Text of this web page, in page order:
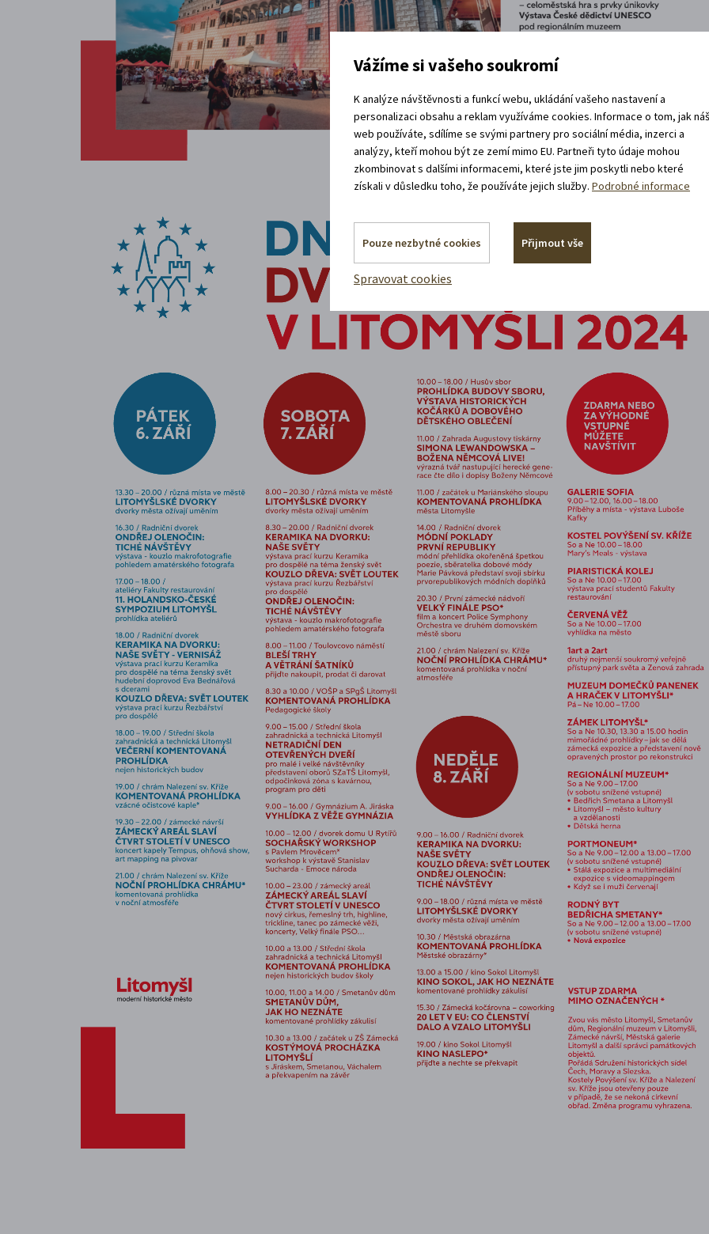
Vážíme si vašeho soukromí
K analýze návštěvnosti a funkcí webu, ukládání vašeho nastavení a
personalizaci obsahu a reklam využíváme cookies. Informace o tom, jak
web používáte, sdílíme se svými partnery pro sociální média, inzerci a
analýzy, kteří mohou být ze zemí mimo EU. Partneři tyto údaje mohou
zkombinovat s dalšími informacemi, které jste jim poskytli nebo které
získali v důsledku toho, že používáte jejich služby.Podrobné informace
Pouze nezbytné cookies Přijmout vše
Spravovat cookies